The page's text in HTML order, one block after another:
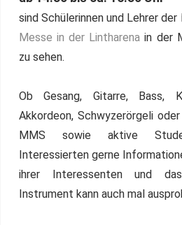
sind Schülerinnen und Lehrer der
Messe in der Lintharena in der
zu sehen.
Ob Gesang, Gitarre, Bass,
Akkordeon, Schwyzerörgeli
MMS sowie aktive
Interessierten gerne
ihrer Interessenten und
Instrument kann auch mal